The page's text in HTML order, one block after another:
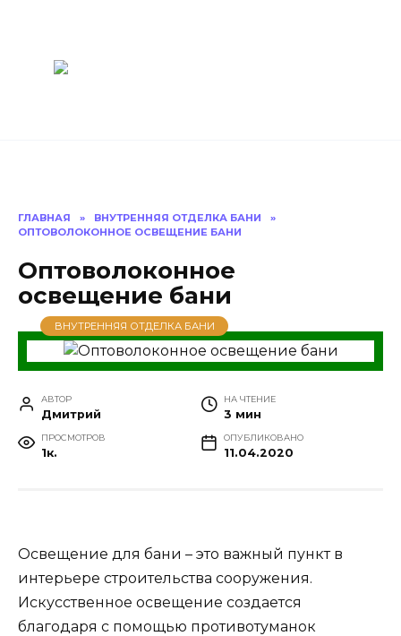
ГЛАВНАЯ » ВНУТРЕННЯЯ ОТДЕЛКА БАНИ
»
ОПТОВОЛОКОННОЕ ОСВЕЩЕНИЕ БАНИ
Оптоволоконное
освещение бани
ВНУТРЕННЯЯ ОТДЕЛКА БАНИ
АВТОР
Дмитрий
НА ЧТЕНИЕ
3 мин
ПРОСМОТРОВ
1к.
ОПУБЛИКОВАНО
11.04.2020
Освещение для бани – это важный пункт в
интерьере строительства сооружения.
Искусственное освещение создается
благодаря с помощью противотуманок